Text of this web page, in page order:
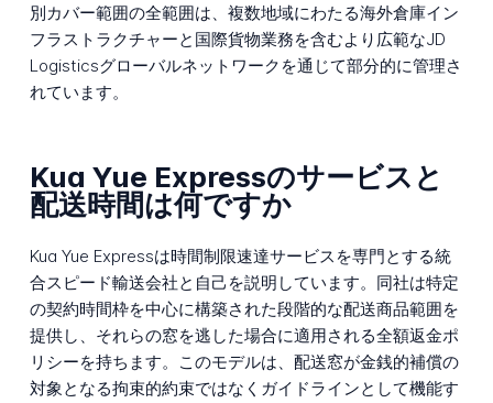
別カバー範囲の全範囲は、複数地域にわたる海外倉庫イン
フラストラクチャーと国際貨物業務を含むより広範なJD
Logisticsグローバルネットワークを通じて部分的に管理さ
れています。
Kua Yue Expressのサービスと
配送時間は何ですか
Kua Yue Expressは時間制限速達サービスを専門とする統
合スピード輸送会社と自己を説明しています。同社は特定
の契約時間枠を中心に構築された段階的な配送商品範囲を
提供し、それらの窓を逃した場合に適用される全額返金ポ
リシーを持ちます。このモデルは、配送窓が金銭的補償の
対象となる拘束的約束ではなくガイドラインとして機能す